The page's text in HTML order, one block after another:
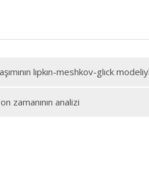
lıpkın-meshkov-glıck
zamanının analizi